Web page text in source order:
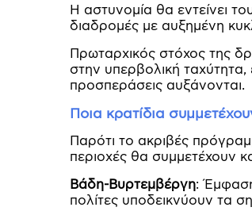
Η αστυνομία θα εντείνει
διαδρομές με αυξημένη
Πρωταρχικός στόχος της
στην υπερβολική ταχύτητα,
προσπεράσεις αυξάνονται.
Ποια κρατίδια
Παρότι το ακριβές
περιοχές θα συμμετέχουν
Βάδη-Βυρτεμβέργη:
πολίτες υποδεικνύουν τα